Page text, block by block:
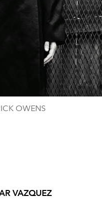
OWENS
VAZQUEZ